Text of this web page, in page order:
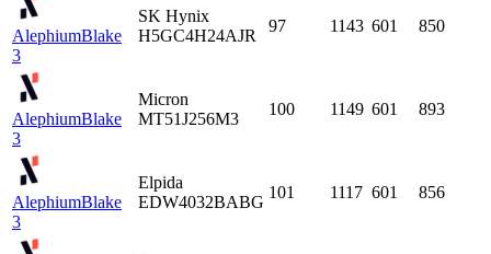
AlephiumBlake
3
SK Hynix
H5GC4H24AJR
97 1143 601 850
AlephiumBlake
3
Micron
MT51J256M3
100 1149 601 893
AlephiumBlake
3
Elpida
EDW4032BABG
101 1117 601 856